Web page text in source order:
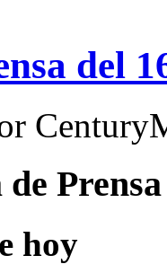
del
de
hoy